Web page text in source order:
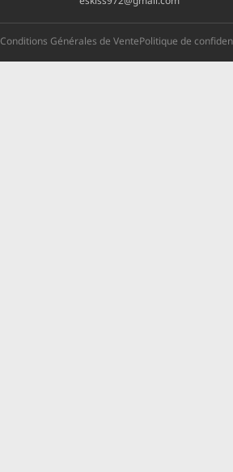
Conditions Générales de VentePolitique de